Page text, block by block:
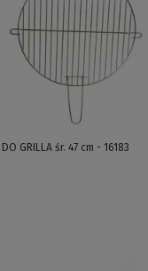
GRILLA śr. 47 cm - 16183